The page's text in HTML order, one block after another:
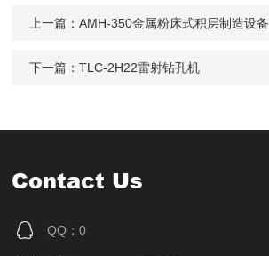
上一篇：AMH-350金属粉床式积层制造设备
下一篇：TLC-2H22雷射钻孔机
Contact Us
QQ：0